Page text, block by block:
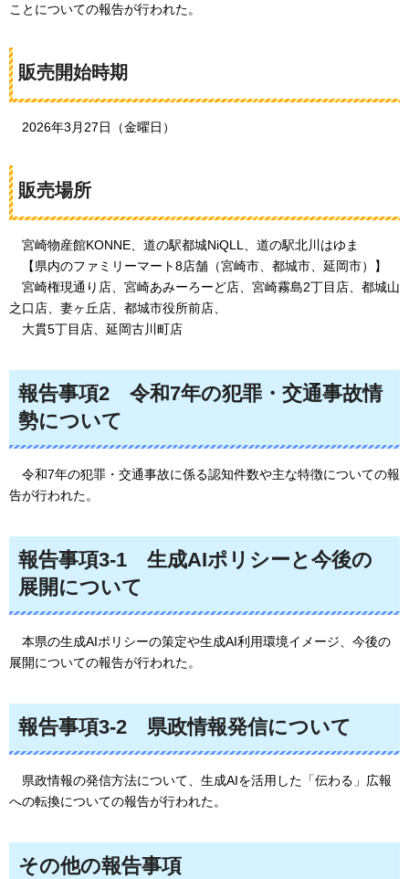
ことについての報告が行われた。
販売開始時期
2026年3月27日（金曜日）
販売場所
宮崎物産館KONNE、道の駅都城NiQLL、道の駅北川はゆま
【県内のファミリーマート8店舗（宮崎市、都城市、延岡市）】
宮崎権現通り店、宮崎あみーろーど店、宮崎霧島2丁目店、都城山
之口店、妻ヶ丘店、都城市役所前店、
大貫5丁目店、延岡古川町店
報告事項2 令和7年の犯罪・交通事故情
勢について
令和7年の犯罪・交通事故に係る認知件数や主な特徴についての報
告が行われた。
報告事項3-1 生成AIポリシーと今後の
展開について
本県の生成AIポリシーの策定や生成AI利用環境イメージ、今後の
展開についての報告が行われた。
報告事項3-2 県政情報発信について
県政情報の発信方法について、生成AIを活用した「伝わる」広報
への転換についての報告が行われた。
その他の報告事項